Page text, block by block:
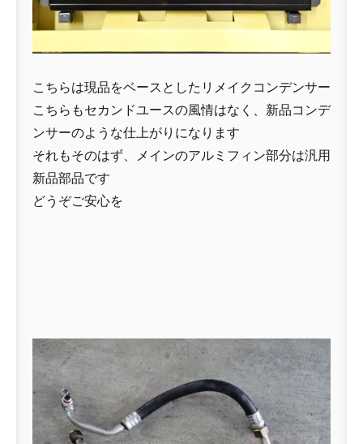
こちらは現品をベースとしたリメイクコンデンサー
こちらもセカンドユースの風情はなく、新品コンデ
ンサーのような仕上がりになります
それもそのはず、メインのアルミフィン部分は汎用
新品部品です
どうぞご安心を